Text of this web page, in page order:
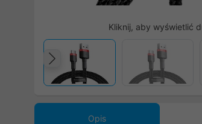
Kliknij, aby wyświetlić
Poprzedni
Opis